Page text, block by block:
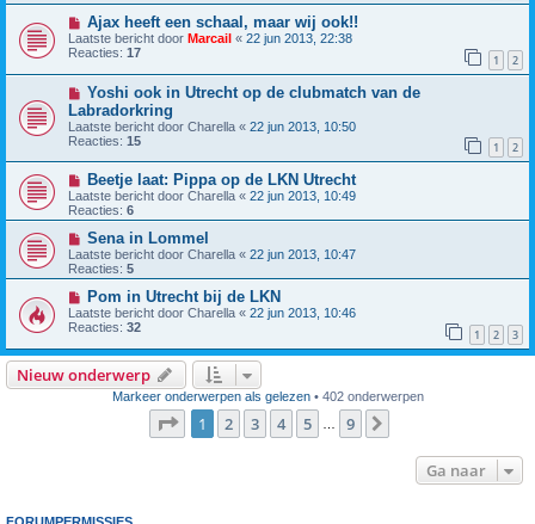
Ajax heeft een schaal, maar wij ook!!
Laatste bericht door Marcail « 22 jun 2013, 22:38
Reacties: 17 1 2
Yoshi ook in Utrecht op de clubmatch van de
Labradorkring
Laatste bericht door Charella « 22 jun 2013, 10:50
Reacties: 15 1 2
Beetje laat: Pippa op de LKN Utrecht
Laatste bericht door Charella « 22 jun 2013, 10:49
Reacties: 6
Sena in Lommel
Laatste bericht door Charella « 22 jun 2013, 10:47
Reacties: 5
Pom in Utrecht bij de LKN
Laatste bericht door Charella « 22 jun 2013, 10:46
Reacties: 32 1 2 3
Nieuw onderwerp
Markeer onderwerpen als gelezen• 402 onderwerpen
Pagina van 9
1 2 3 4 5 9
Ga naar